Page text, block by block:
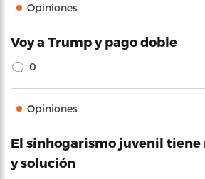
Opiniones
Voy a Trump y pago doble
0
Opiniones
El sinhogarismo juvenil tiene
y solución